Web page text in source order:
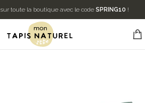
sur toute la boutique avec le code SPRING10 !